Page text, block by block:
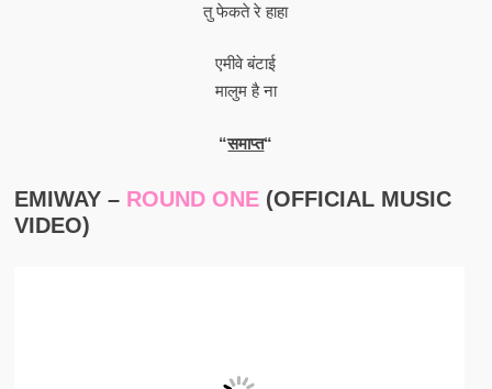
तु फेकते रे हाहा
एमीवे बंटाई
मालुम है ना
“समाप्त“
EMIWAY – ROUND ONE(OFFICIAL MUSIC
VIDEO)